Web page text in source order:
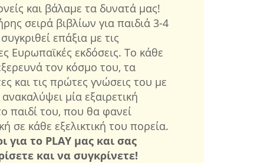
και βάλαμε τα δυνατά μας!
σειρά βιβλίων για παιδιά 3-4
επάξια με τις
Ευρωπαϊκές εκδόσεις. Το κάθε
τον κόσμο του, τα
και τις πρώτες γνώσεις του με
μία εξαιρετική
παιδί του, που θα φανεί
σε κάθε εξελικτική του πορεία.
για το PLAY μας και σας
και να συγκρίνετε!